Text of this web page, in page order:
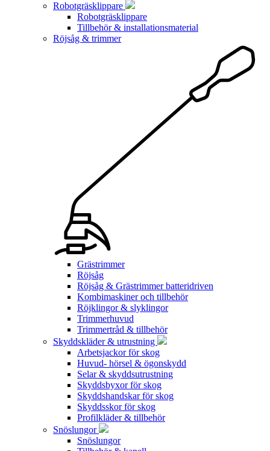
Robotgräsklippare
Robotgräsklippare
Tillbehör & installationsmaterial
Röjsåg & trimmer
Grästrimmer
Röjsåg
Röjsåg & Grästrimmer batteridriven
Kombimaskiner och tillbehör
Röjklingor & slyklingor
Trimmerhuvud
Trimmertråd & tillbehör
Skyddskläder & utrustning
Arbetsjackor för skog
Huvud- hörsel & ögonskydd
Selar & skyddsutrustning
Skyddsbyxor för skog
Skyddshandskar för skog
Skyddsskor för skog
Profilkläder & tillbehör
Snöslungor
Snöslungor